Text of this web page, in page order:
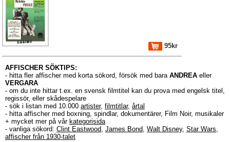
95kr
AFFISCHER SÖKTIPS:
- hitta fler affischer med korta sökord, försök med bara ANDREA eller
VERGARA
- om du inte hittar t.ex. en svensk filmtitel kan du prova med engelsk titel,
regissör, eller skådespelare
- sök i listan med 10.000 artister, filmtitlar, årtal
- hitta affischer med boxning, spindlar, dokumentärer, Film Noir, musikaler
+ mycket mer på vår kategorisida
- vanliga sökord: Clint Eastwood, James Bond, Walt Disney, Star Wars,
affischer från 1930-talet